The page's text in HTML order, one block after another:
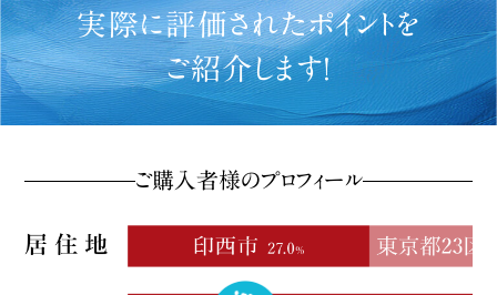
実際に評価されたポイントを
ご紹介します！
ご購入者様のプロフィール